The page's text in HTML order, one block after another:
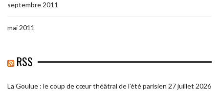
septembre 2011
mai 2011
RSS
La Goulue : le coup de cœur théâtral de l’été parisien 27 juillet 2026